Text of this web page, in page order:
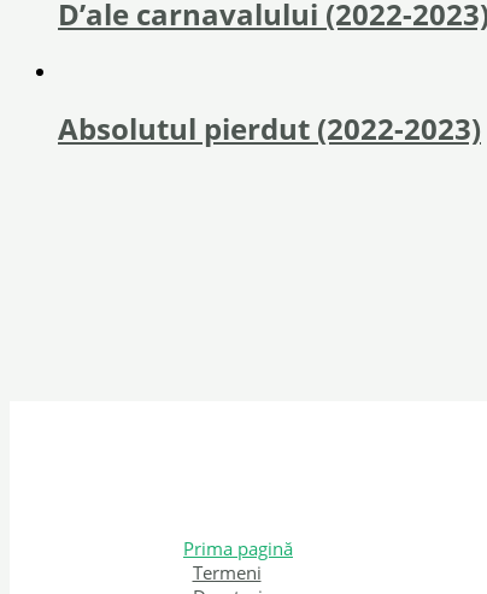
D’ale carnavalului (2022-
Absolutul pierdut (2022-2023)
Prima pagină
Termeni